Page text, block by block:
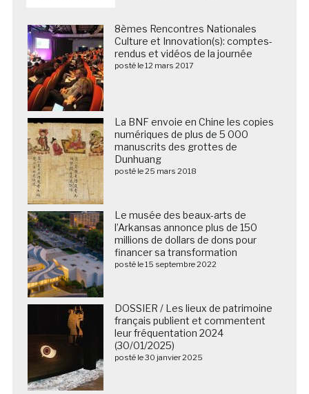
8èmes Rencontres Nationales
Culture et Innovation(s): comptes-
rendus et vidéos de la journée
posté le 12 mars 2017
La BNF envoie en Chine les copies
numériques de plus de 5 000
manuscrits des grottes de
Dunhuang
posté le 25 mars 2018
Le musée des beaux-arts de
l’Arkansas annonce plus de 150
millions de dollars de dons pour
financer sa transformation
posté le 15 septembre 2022
DOSSIER / Les lieux de patrimoine
français publient et commentent
leur fréquentation 2024
(30/01/2025)
posté le 30 janvier 2025